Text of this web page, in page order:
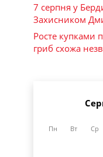
7 серпня у
Захисником
Росте купками
гриб схожа
Пн Вт Ср